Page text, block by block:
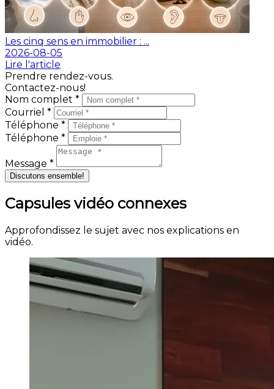
Les cinq sens en immobilier : ...
2026-08-05
Lire l'article
Prendre rendez-vous.
Contactez-nous!
Nom complet *
Courriel *
Téléphone *
Téléphone *
Message *
Discutons ensemble!
Capsules vidéo connexes
Approfondissez le sujet avec nos explications en
vidéo.